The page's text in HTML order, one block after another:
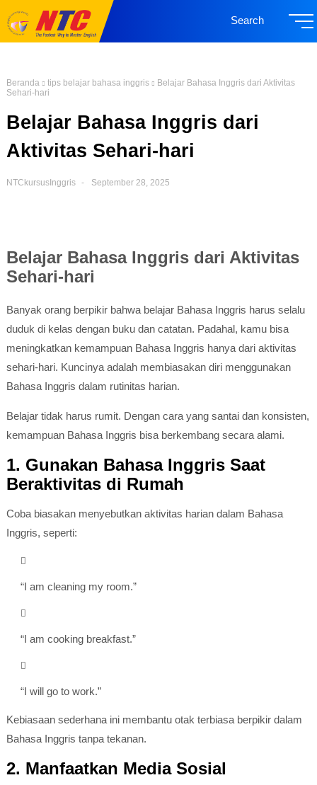
Search
Beranda tips belajar bahasa inggris
Belajar Bahasa Inggris dari Aktivitas
Sehari-hari
Belajar Bahasa Inggris dari
Aktivitas Sehari-hari
NTCkursusInggris September 28, 2025
Belajar Bahasa Inggris dari Aktivitas
Sehari-hari
Banyak orang berpikir bahwa belajar Bahasa Inggris harus selalu
duduk di kelas dengan buku dan catatan. Padahal, kamu bisa
meningkatkan kemampuan Bahasa Inggris hanya dari aktivitas
sehari-hari. Kuncinya adalah membiasakan diri menggunakan
Bahasa Inggris dalam rutinitas harian.
Belajar tidak harus rumit. Dengan cara yang santai dan konsisten,
kemampuan Bahasa Inggris bisa berkembang secara alami.
1. Gunakan Bahasa Inggris Saat
Beraktivitas di Rumah
Coba biasakan menyebutkan aktivitas harian dalam Bahasa
Inggris, seperti:
“I am cleaning my room.”
“I am cooking breakfast.”
“I will go to work.”
Kebiasaan sederhana ini membantu otak terbiasa berpikir dalam
Bahasa Inggris tanpa tekanan.
2. Manfaatkan Media Sosial